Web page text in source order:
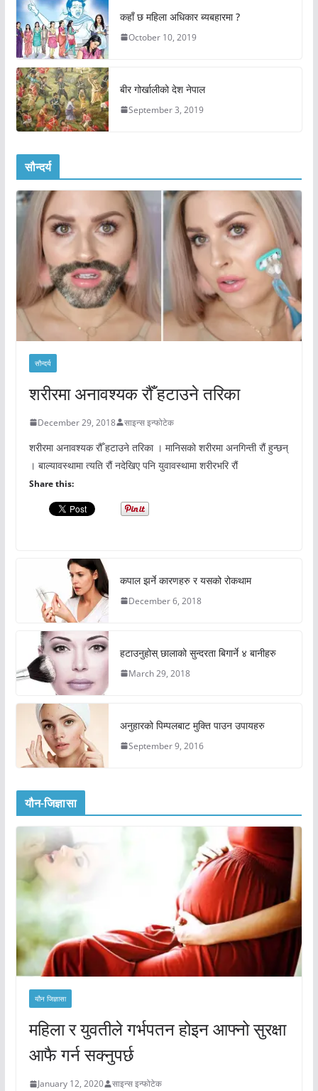
कहाँ छ महिला अधिकार ब्यबहारमा ?
October 10, 2019
बीर गोर्खालीको देश नेपाल
September 3, 2019
सौन्दर्य
सौन्दर्य
शरीरमा अनावश्यक रौँ हटाउने तरिका
December 29, 2018 साइन्स इन्फोटेक
शरीरमा अनावश्यक रौँ हटाउने तरिका । मानिसको शरीरमा अनगिन्ती रौं हुन्छन्
। बाल्यावस्थामा त्यति रौं नदेखिए पनि युवावस्थामा शरीरभरि रौं
Share this:
कपाल झर्ने कारणहरु र यसको रोकथाम
December 6, 2018
हटाउनुहोस् छालाको सुन्दरता बिगार्ने ४ बानीहरु
March 29, 2018
अनुहारको पिम्पलबाट मुक्ति पाउन उपायहरु
September 9, 2016
यौन-जिज्ञासा
यौन जिज्ञासा
महिला र युवतीले गर्भपतन होइन आफ्नो सुरक्षा
आफै गर्न सक्नुपर्छ
January 12, 2020 साइन्स इन्फोटेक